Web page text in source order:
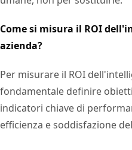
Come si misura il ROI
azienda?
Per misurare il ROI
fondamentale definire
indicatori chiave di
efficienza e soddisfazione